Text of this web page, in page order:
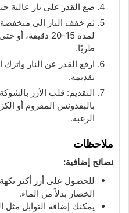
ضع القدر على نار عالية
ثم خفف النار إلى
لمدة 15-20
طريًا.
تقديمه.
التقديم: قلب الأرز
بالبقدونس المفروم أو
الرغبة.
ملاحظات
نصائح إضافية:
للحصول على أرز أكثر
الخضار بدلاً من الماء.
يمكنك إضافة التوابل مثل